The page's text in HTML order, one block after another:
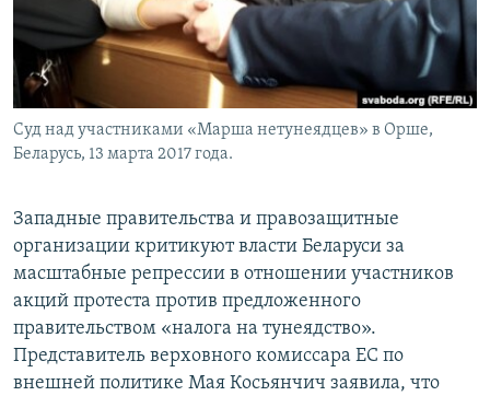
Суд над участниками «Марша нетунеядцев» в Орше,
Беларусь, 13 марта 2017 года.
Западные правительства и правозащитные
организации критикуют власти Беларуси за
масштабные репрессии в отношении участников
акций протеста против предложенного
правительством «налога на тунеядство».
Представитель верховного комиссара ЕС по
внешней политике Мая Косьянчич заявила, что